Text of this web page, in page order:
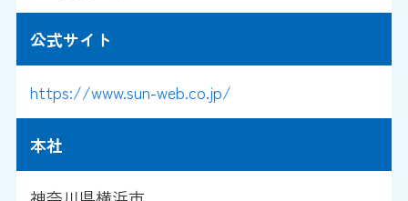
公式サイト
https://www.sun-web.co.jp/
本社